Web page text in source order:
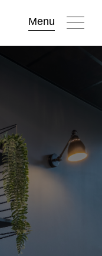
Menu